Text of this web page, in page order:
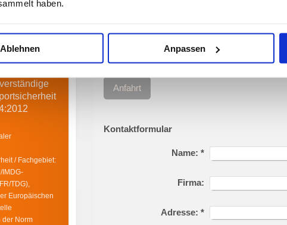
haben.
Ablehnen Anpassen
Anfahrt
Kontaktformular
Name: *
Firma:
Adresse: *
E-Mail an
/ Fachgebiet:
IMDG-
TDG),
Europäischen
der Norm